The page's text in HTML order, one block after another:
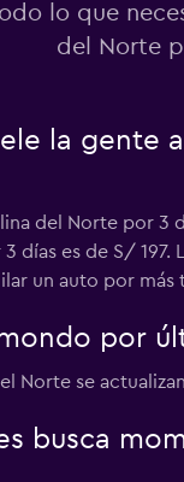
Ver
lo que
del Norte
la gente
del Norte por 3
es de S/ 197.
un auto por
por
Norte se
busca